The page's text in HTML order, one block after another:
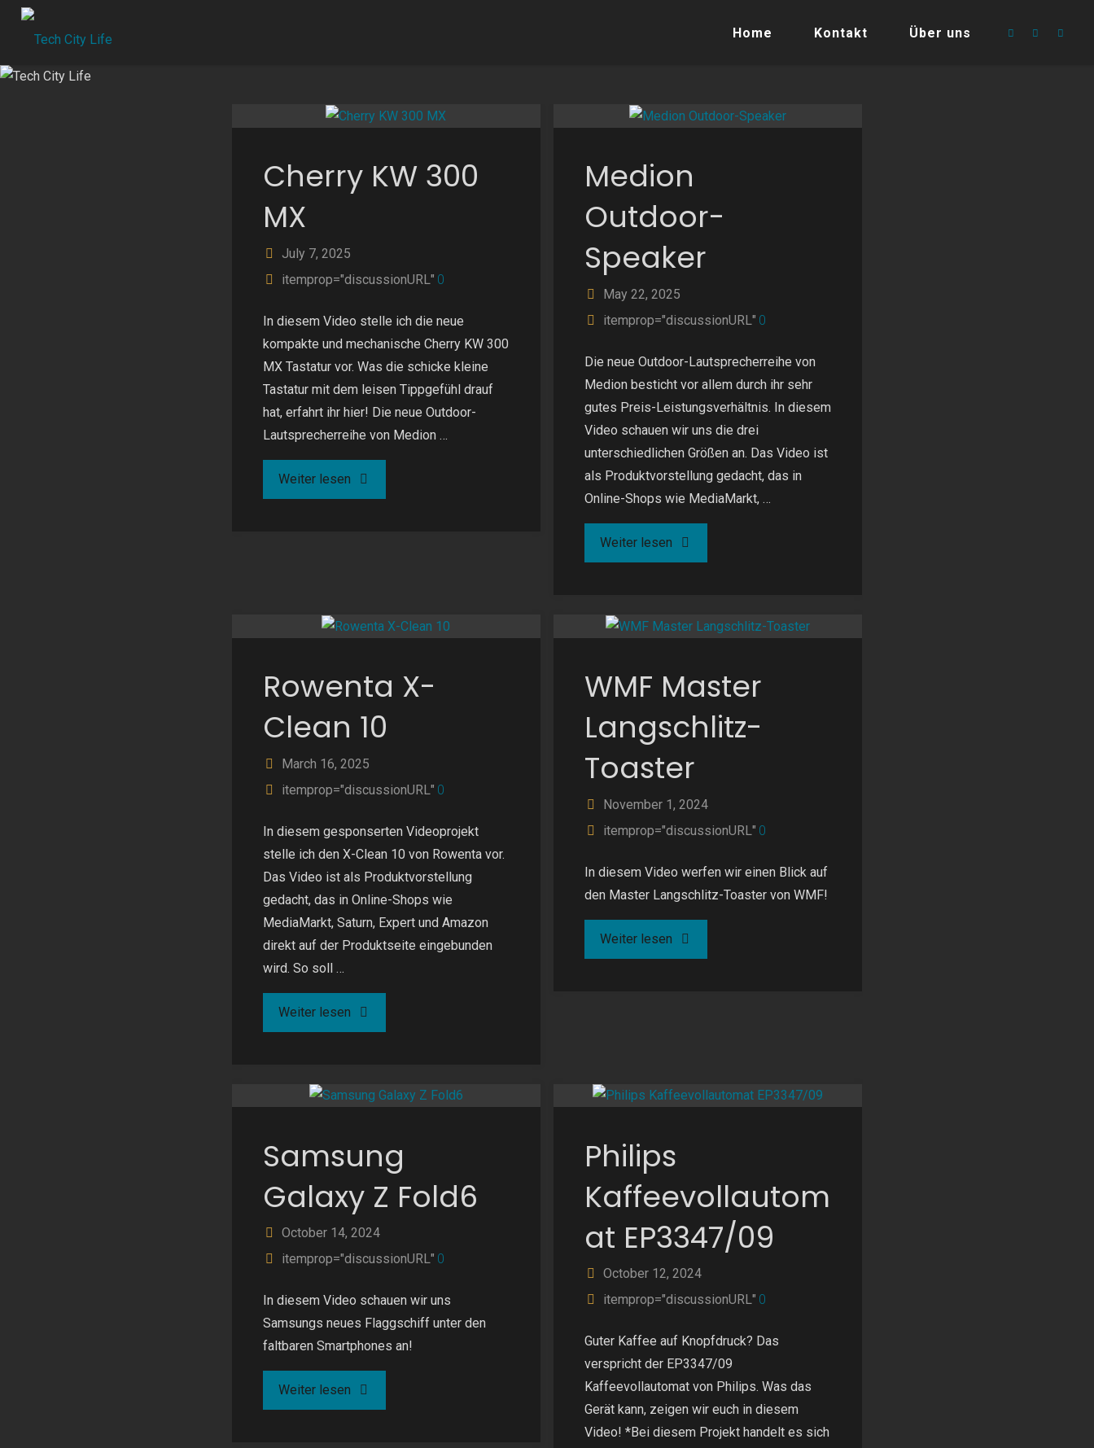
Skip
Home Kontakt Über uns
Cherry KW 300
MX
July 7, 2025
itemprop="discussionURL" 0
In diesem Video stelle ich die neue
kompakte und mechanische Cherry KW 300
MX Tastatur vor. Was die schicke kleine
Tastatur mit dem leisen Tippgefühl drauf
hat, erfahrt ihr hier! Die neue Outdoor-
Lautsprecherreihe von Medion …
Weiter lesen"Cherry
Medion
Outdoor-
Speaker
May 22, 2025
itemprop="discussionURL" 0
Die neue Outdoor-Lautsprecherreihe von
Medion besticht vor allem durch ihr sehr
gutes Preis-Leistungsverhältnis. In diesem
Video schauen wir uns die drei
unterschiedlichen Größen an. Das Video ist
als Produktvorstellung gedacht, das in
Online-Shops wie MediaMarkt, …
Weiter lesen "Medion
Speaker"
Rowenta X-
Clean 10
March 16, 2025
itemprop="discussionURL" 0
In diesem gesponserten Videoprojekt
stelle ich den X-Clean 10 von Rowenta vor.
Das Video ist als Produktvorstellung
gedacht, das in Online-Shops wie
MediaMarkt, Saturn, Expert und Amazon
direkt auf der Produktseite eingebunden
wird. So soll …
Weiter lesen"Rowenta
Clean
WMF Master
Langschlitz-
Toaster
November 1, 2024
itemprop="discussionURL" 0
In diesem Video werfen wir einen Blick auf
den Master Langschlitz-Toaster von WMF!
Weiter lesen "WMF
Samsung
Galaxy Z Fold6
October 14, 2024
itemprop="discussionURL" 0
In diesem Video schauen wir uns
Samsungs neues Flaggschiff unter den
faltbaren Smartphones an!
Weiter lesen"Samsung
Philips
Kaffeevollautom
at EP3347/09
October 12, 2024
itemprop="discussionURL" 0
Guter Kaffee auf Knopfdruck? Das
verspricht der EP3347/09
Kaffeevollautomat von Philips. Was das
Gerät kann, zeigen wir euch in diesem
Video! *Bei diesem Projekt handelt es sich